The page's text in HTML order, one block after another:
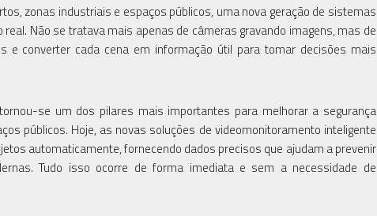
zonas industriais e espaços públicos, uma nova geração de sistemas
Não se tratava mais apenas de câmeras gravando imagens, mas de
e converter cada cena em informação útil para tomar decisões mais
se um dos pilares mais importantes para melhorar a segurança
públicos. Hoje, as novas soluções de videomonitoramento inteligente
automaticamente, fornecendo dados precisos que ajudam a prevenir
Tudo isso ocorre de forma imediata e sem a necessidade de